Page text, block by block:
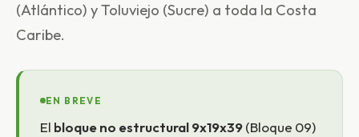
(Atlántico) y Toluviejo (Sucre) a toda la Costa
Caribe.
EN BREVE
El bloque no estructural 9x19x39(Bloque 09)